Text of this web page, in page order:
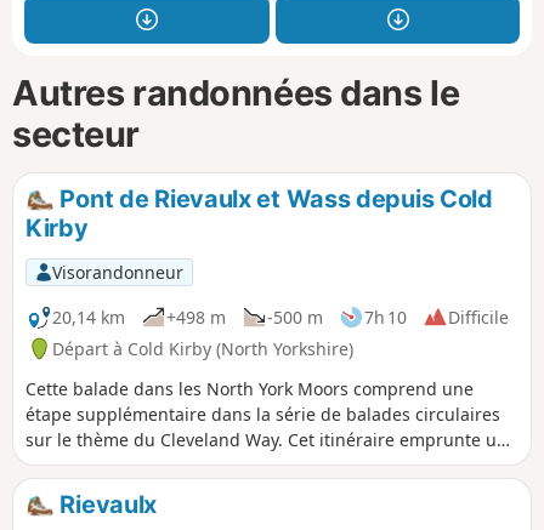
Autres randonnées dans le
secteur
Pont de Rievaulx et Wass depuis Cold
Kirby
Visorandonneur
20,14 km
+498 m -500 m 7h 10
Difficile
Départ à Cold Kirby (North Yorkshire)
Cette balade dans les North York Moors comprend une
étape supplémentaire dans la série de balades circulaires
sur le thème du Cleveland Way. Cet itinéraire emprunte un
court tronçon du Cleveland Way entre Cold Kirby et Rievaulx
Bridge et offre un excellent aperçu des paysages de cette
région.Rievaulx